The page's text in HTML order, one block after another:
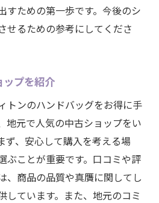
すための第一歩です。今後のシ
せるための参考にしてくださ
ップを紹介
トンのハンドバッグをお得に手
地元で人気の中古ショップをい
ず、安心して購入を考える場
ぶことが重要です。口コミや評
、商品の品質や真贋に関してし
しています。また、地元のコミ